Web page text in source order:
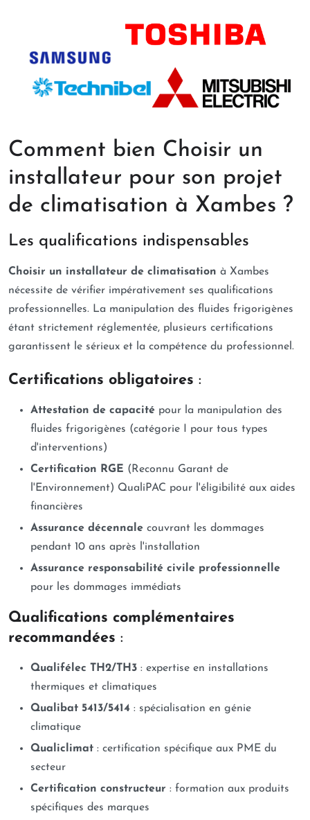
Comment bien Choisir un
installateur pour son projet
de climatisation à Xambes ?
Les qualifications indispensables
Choisir un installateur de climatisation à Xambes
nécessite de vérifier impérativement ses qualifications
professionnelles. La manipulation des fluides frigorigènes
étant strictement réglementée, plusieurs certifications
garantissent le sérieux et la compétence du professionnel.
Certifications obligatoires :
Attestation de capacité pour la manipulation des
fluides frigorigènes (catégorie I pour tous types
d'interventions)
Certification RGE (Reconnu Garant de
l'Environnement) QualiPAC pour l'éligibilité aux aides
financières
Assurance décennale couvrant les dommages
pendant 10 ans après l'installation
Assurance responsabilité civile professionnelle
pour les dommages immédiats
Qualifications complémentaires
recommandées :
Qualifélec TH2/TH3 : expertise en installations
thermiques et climatiques
Qualibat 5413/5414 : spécialisation en génie
climatique
Qualiclimat : certification spécifique aux PME du
secteur
Certification constructeur : formation aux produits
spécifiques des marques